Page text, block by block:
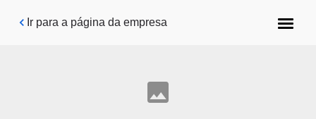
Pular para o conteúdo principal
Ir para a página da empresa